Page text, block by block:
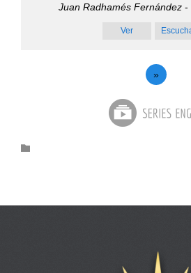
Juan Radhamés Fernández-
Ver
»
